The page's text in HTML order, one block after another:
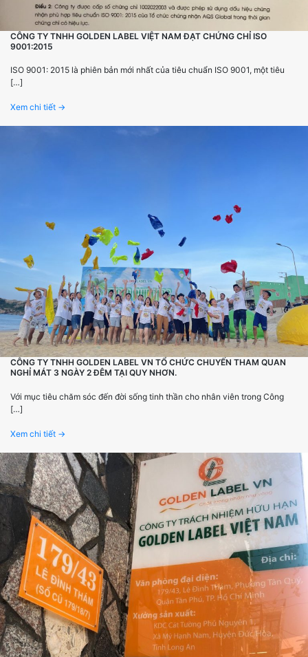
CÔNG TY TNHH GOLDEN LABEL VIỆT NAM ĐẠT CHỨNG CHỈ ISO
9001:2015
ISO 9001: 2015 là phiên bản mới nhất của tiêu chuẩn ISO 9001, một tiêu
[…]
Xem chi tiết →
CÔNG TY TNHH GOLDEN LABEL VN TỔ CHỨC CHUYẾN THAM QUAN
NGHỈ MÁT 3 NGÀY 2 ĐÊM TẠI QUY NHƠN.
Với mục tiêu chăm sóc đến đời sống tinh thần cho nhân viên trong Công
[…]
Xem chi tiết →